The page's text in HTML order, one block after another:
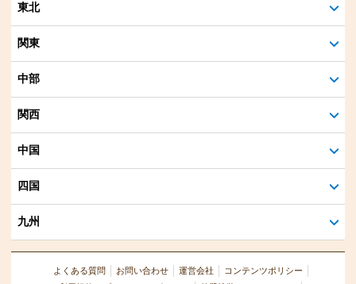
東北
関東
中部
関西
中国
四国
九州
よくある質問 お問い合わせ 運営会社
コンテンツポリシー